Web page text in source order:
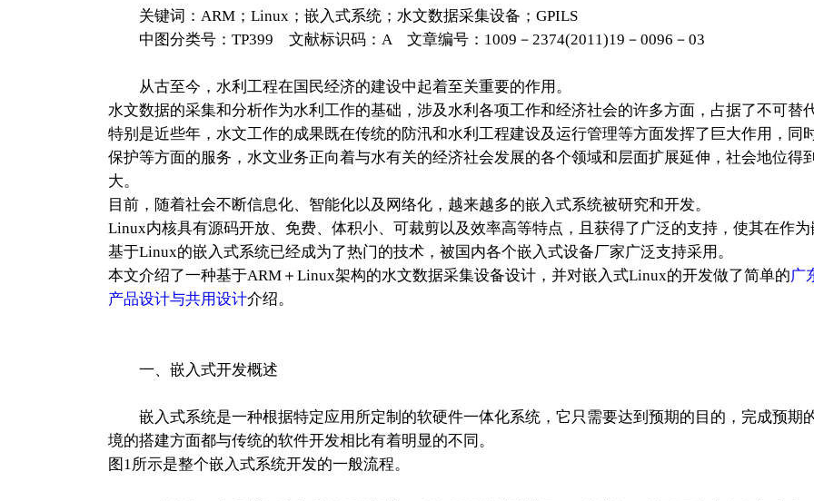
关键词：ARM；Linux；嵌入式系统；水文数据采集设备；GPILS
中图分类号：TP399 文献标识码：A 文章编号：1009－2374(2011)19－0096－03
从古至今，水利工程在国民经济的建设中起着至关重要的作用。
水文数据的采集和分析作为水利工作的基础，涉及水利各项工作和经济社会的许多方面，占据了不可替
特别是近些年，水文工作的成果既在传统的防汛和水利工程建设及运行管理等方面发挥了巨大作用，同
保护等方面的服务，水文业务正向着与水有关的经济社会发展的各个领域和层面扩展延伸，社会地位得
大。
目前，随着社会不断信息化、智能化以及网络化，越来越多的嵌入式系统被研究和开发。
Linux内核具有源码开放、免费、体积小、可裁剪以及效率高等特点，且获得了广泛的支持，使其在作为
基于Linux的嵌入式系统已经成为了热门的技术，被国内各个嵌入式设备厂家广泛支持采用。
本文介绍了一种基于ARM＋Linux架构的水文数据采集设备设计，并对嵌入式Linux的开发做了简单的广
产品设计与共用设计介绍。
一、嵌入式开发概述
嵌入式系统是一种根据特定应用所定制的软硬件一体化系统，它只需要达到预期的目的，完成预期
境的搭建方面都与传统的软件开发相比有着明显的不同。
图1所示是整个嵌入式系统开发的一般流程。